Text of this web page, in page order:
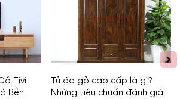
Tivi
Bền
Tủ áo gỗ cao cấp là gì?
Những tiêu chuẩn đánh giá